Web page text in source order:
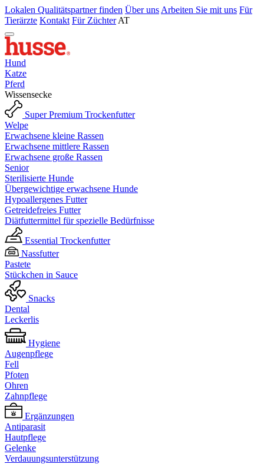
Lokalen Qualitätspartner finden Über uns Arbeiten Sie mit uns Für
Tierärzte Kontakt Für Züchter AT
Hund
Katze
Pferd
Wissensecke
Super Premium Trockenfutter
Welpe
Erwachsene kleine Rassen
Erwachsene mittlere Rassen
Erwachsene große Rassen
Senior
Sterilisierte Hunde
Übergewichtige erwachsene Hunde
Hypoallergenes Futter
Getreidefreies Futter
Diätfuttermittel für spezielle Bedürfnisse
Essential Trockenfutter
Nassfutter
Pastete
Stückchen in Sauce
Snacks
Dental
Leckerlis
Hygiene
Augenpflege
Fell
Pfoten
Ohren
Zahnpflege
Ergänzungen
Antiparasit
Hautpflege
Gelenke
Verdauungsunterstützung